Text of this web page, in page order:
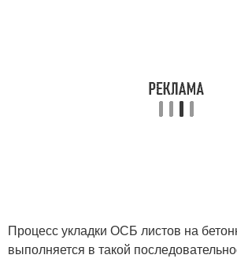
Процесс укладки ОСБ листов на
выполняется в такой